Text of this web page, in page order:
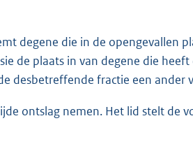
degene die in de opengevallen
de plaats in van degene die
desbetreffende fractie een ander
ontslag nemen. Het lid stelt de